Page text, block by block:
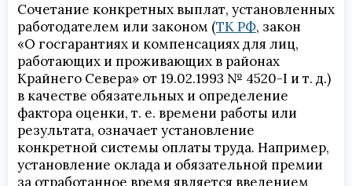
Сочетание конкретных выплат, установленных
работодателем или законом (ТК РФ, закон
«О госгарантиях и компенсациях для лиц,
работающих и проживающих в районах
Крайнего Севера» от 19.02.1993 № 4520-I и т. д.)
в качестве обязательных и определение
фактора оценки, т. е. времени работы или
результата, означает установление
конкретной системы оплаты труда. Например,
установление оклада и обязательной премии
за отработанное время является введением